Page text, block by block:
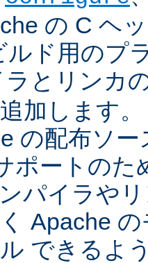
の C ヘ
ルド用のプ
ラとリンカ
加します
の配布ソ
ポートの
パイラや
Apache
できるよ